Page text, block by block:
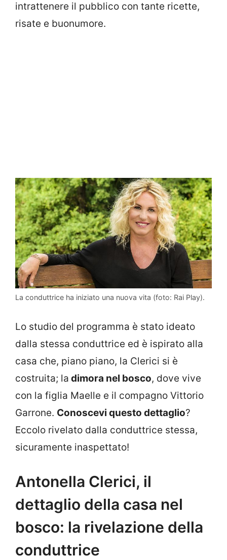
intrattenere il pubblico con tante ricette,
risate e buonumore.
La conduttrice ha iniziato una nuova vita (foto: Rai Play).
Lo studio del programma è stato ideato
dalla stessa conduttrice ed è ispirato alla
casa che, piano piano, la Clerici si è
costruita; la dimora nel bosco, dove vive
con la figlia Maelle e il compagno Vittorio
Garrone. Conoscevi questo dettaglio?
Eccolo rivelato dalla conduttrice stessa,
sicuramente inaspettato!
Antonella Clerici, il
dettaglio della casa nel
bosco: la rivelazione della
conduttrice